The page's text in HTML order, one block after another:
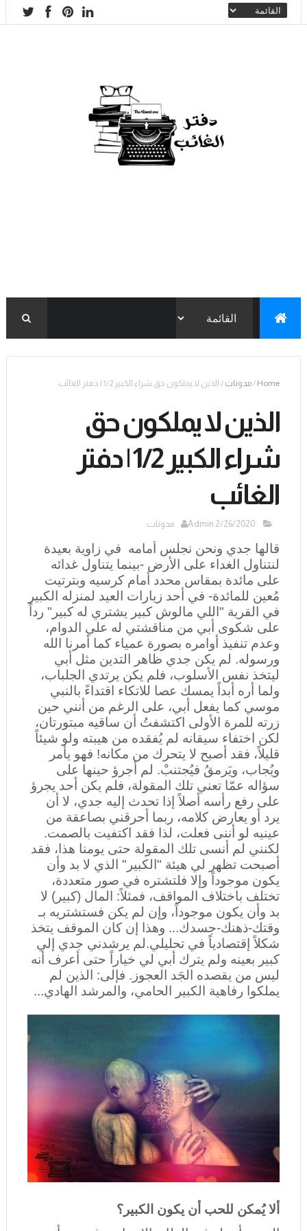
Home
/مدونات / الذين لا يملكون حق شراء الكبير 1/2 | دفتر الغائب
الذين لا يملكون حق
شراء الكبير 1/2 | دفتر
الغائب
Admin 2/26/2020 مدونات
قالها جدي ونحن نجلس أمامه في زاوية بعيدة
لنتناول الغداء على الأرض -بينما يتناول غدائه
على مائدة بمقاس محدد أمام كرسيه وبترتيت
مُعين للمائدة- في أحد زيارات العيد لمنزله الكبير
في القرية "اللي مالوش كبير يشتري له كبير" رداً
على شكوى أبي من مناقشتي له علي الدوام،
وعدم تنفيذ أوامره بصورة عمياء كما أمرنا الله
ورسوله. لم يكن جدي ظاهر التدين مثل أبي
ليتخذ نفس الأسلوب، فلم يكن يرتدي الجلباب،
ولما أره أبداً يمسك عصا للاتكاء اقتداءً بالنبي
موسي كما يفعل أبي، على الرغم من أنني حين
زرته للمرة الأولى اكتشفتُ أن ساقيه مبتورتان،
لكن اختفاء سيقانه لم يُفقده من هيبته ولو شيئاً
قليلاً، فقد أصبح لا يتحرك من مكانه! فهو يأمر
ويُجاب، ويَرمقُ فيُجتنبْ. لم أجرؤ حينها على
سؤاله عمّا تعني تلك المقولة، فلم يكن أحد يجرؤ
على رفع رأسه أصلاً إذا تحدث إليه جدي، لا أن
يرد أو يعارض كلامه، ربما أحرقني بصاعقة من
عينيه لو أننى فعلت، لذا فقد اكتفيت بالصمت.
لكنني لم أنسى تلك المقولة حتى يومنا هذا، فقد
أصبحت تظهر لي هيئة "الكبير" الذي لا بد وأن
يكون موجوداً وإلا فلتشتره في صور متعددة،
تختلف باختلاف المواقف، فمثلاً: المال (كبير) لا
بد وأن يكون موجوداً، وإن لم يكن فستشتريه بـ
وقتك-ذهنك-جسدك... وهذا إن كان الموقف يتخذ
شكلاً إقتصادياً في تحليلي.لم يرشدني جدي إلي
كبير بعينه ولم يترك أبي لي خياراً حتى أعرف أنه
ليس من يقصده الجَد العجوز. فإلى: الذين لم
يملكوا رفاهية الكبير الحامي، والمرشد الهادي...
ألا يُمكن للحب أن يكون الكبير؟